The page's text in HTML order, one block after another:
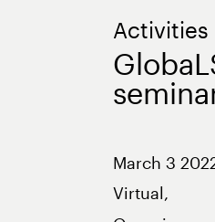
Activities
March 3
Virtual,